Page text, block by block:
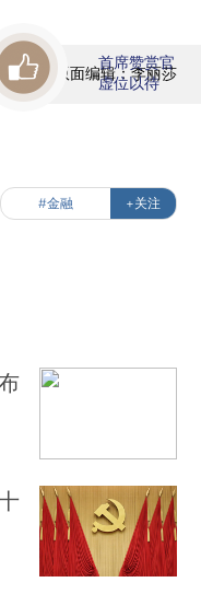
版面编辑：李丽莎
首席赞赏官
虚位以待
#金融 +关注